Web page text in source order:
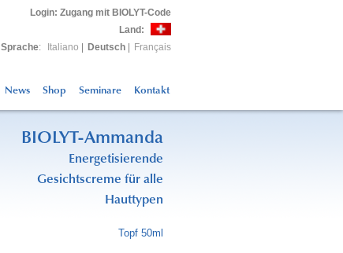
Login: Zugang mit BIOLYT-Code
Land:
Sprache: Italiano Deutsch Français
News Shop Seminare Kontakt
BIOLYT-Ammanda
Energetisierende
Gesichtscreme für alle
Hauttypen
Topf 50ml